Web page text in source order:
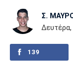
AUTO-
Γ Εθνική
Ελλάδα
Εθνική
EuroLeague
Βόλεϊ
Πόλο
Σ.
139